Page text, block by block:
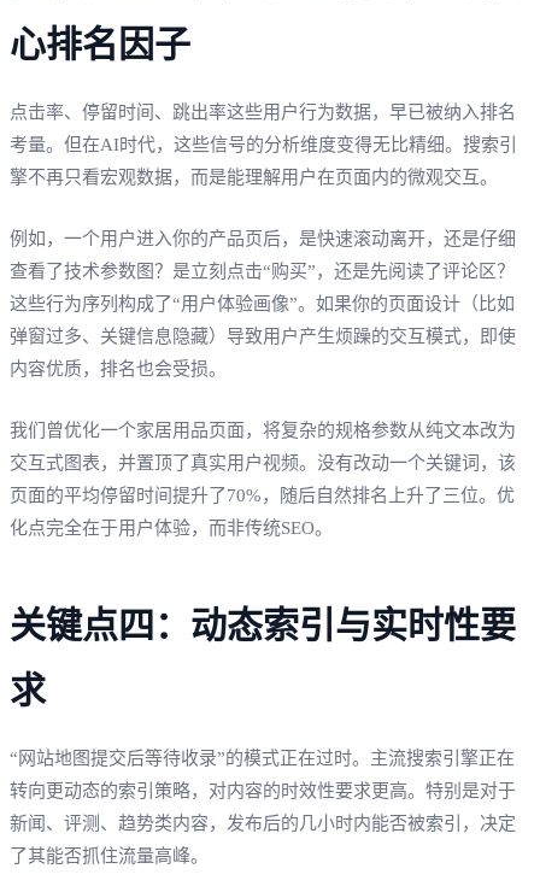
心排名因子
点击率、停留时间、跳出率这些用户行为数据，早已被纳入排名
考量。但在AI时代，这些信号的分析维度变得无比精细。搜索引
擎不再只看宏观数据，而是能理解用户在页面内的微观交互。
例如，一个用户进入你的产品页后，是快速滚动离开，还是仔细
查看了技术参数图？是立刻点击“购买”，还是先阅读了评论区？
这些行为序列构成了“用户体验画像”。如果你的页面设计（比如
弹窗过多、关键信息隐藏）导致用户产生烦躁的交互模式，即使
内容优质，排名也会受损。
我们曾优化一个家居用品页面，将复杂的规格参数从纯文本改为
交互式图表，并置顶了真实用户视频。没有改动一个关键词，该
页面的平均停留时间提升了70%，随后自然排名上升了三位。优
化点完全在于用户体验，而非传统SEO。
关键点四：动态索引与实时性要
求
“网站地图提交后等待收录”的模式正在过时。主流搜索引擎正在
转向更动态的索引策略，对内容的时效性要求更高。特别是对于
新闻、评测、趋势类内容，发布后的几小时内能否被索引，决定
了其能否抓住流量高峰。